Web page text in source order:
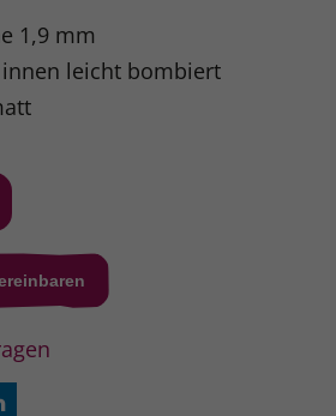
1,9 mm
leicht bombiert